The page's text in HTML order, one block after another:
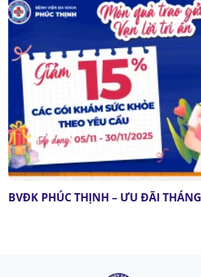
BVĐK PHÚC THỊNH – ƯU ĐÃI